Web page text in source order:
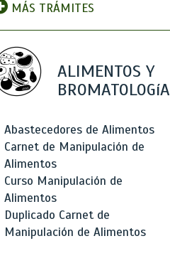
MÁS TRÁMITES
ALIMENTOS Y
BROMATOLOGíA
Abastecedores de Alimentos
Carnet de Manipulación de
Alimentos
Curso Manipulación de
Alimentos
Duplicado Carnet de
Manipulación de Alimentos